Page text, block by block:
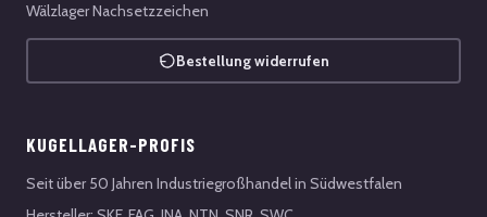
Wälzlager Nachsetzzeichen
Bestellung widerrufen
KUGELLAGER-PROFIS
Seit über 50 Jahren Industriegroßhandel in Südwestfalen